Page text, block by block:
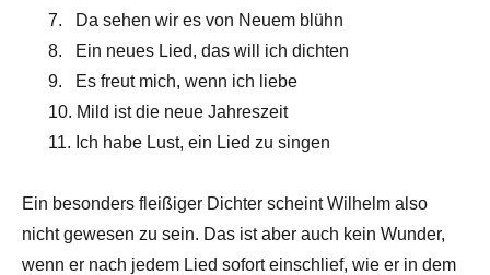
7. Da sehen wir es von Neuem blühn
8. Ein neues Lied, das will ich dichten
9. Es freut mich, wenn ich liebe
10. Mild ist die neue Jahreszeit
11. Ich habe Lust, ein Lied zu singen
Ein besonders fleißiger Dichter scheint Wilhelm also
nicht gewesen zu sein. Das ist aber auch kein Wunder,
wenn er nach jedem Lied sofort einschlief, wie er in dem